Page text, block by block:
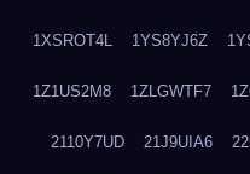
1XSROT4L 1YS8YJ6Z
1Z1US2M8 1ZLGWTF7
2110Y7UD 21J9UIA6